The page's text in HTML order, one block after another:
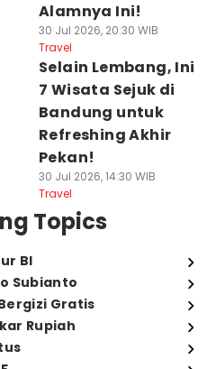
Alamnya Ini!
30 Jul 2026, 20:30 WIB
Travel
Selain Lembang, Ini
7 Wisata Sejuk di
Bandung untuk
Refreshing Akhir
Pekan!
30 Jul 2026, 14:30 WIB
Travel
Topics
BI
Subianto
Gratis
Rupiah